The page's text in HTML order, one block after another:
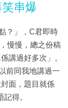
串爆
？」，C君即時
慢慢，總之份稿
講過好多次」。
前同我地講過一
面，題目就係
得。